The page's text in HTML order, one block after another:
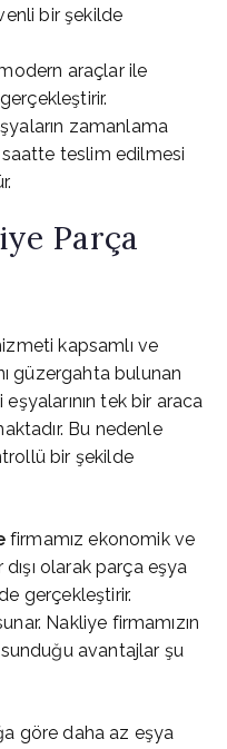
bir şekilde
araçlar ile
zamanlama
saatte teslim edilmesi
Parça
kapsamlı ve
güzergahta bulunan
tek bir araca
Bu nedenle
bir şekilde
firmamız ekonomik ve
dışı olarak parça eşya
gerçekleştirir.
Nakliye firmamızın
avantajlar şu
göre daha az eşya